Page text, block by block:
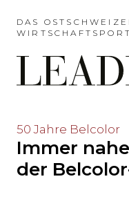
das
Hauptmenü
auslassen
und
Inhalt
springen?
DAS
Möchten
Hauptinhalt
50 Jahre Belcolor
Immer
der